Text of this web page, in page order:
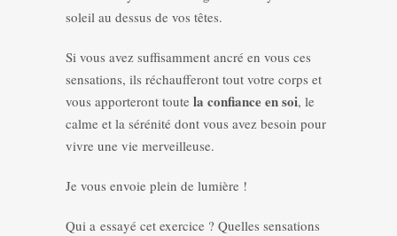
soleil au dessus de vos têtes.
Si vous avez suffisamment ancré en vous ces
sensations, ils réchaufferont tout votre corps et
vous apporteront toute la confiance en soi, le
calme et la sérénité dont vous avez besoin pour
vivre une vie merveilleuse.
Je vous envoie plein de lumière !
Qui a essayé cet exercice ? Quelles sensations